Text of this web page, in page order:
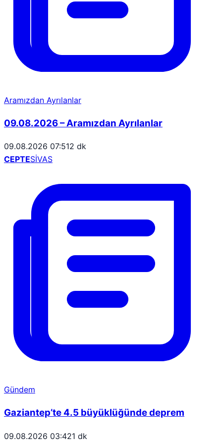
Aramızdan Ayrılanlar
09.08.2026 – Aramızdan Ayrılanlar
09.08.2026 07:512 dk
CEPTESİVAS
Gündem
Gaziantep’te 4.5 büyüklüğünde deprem
09.08.2026 03:421 dk